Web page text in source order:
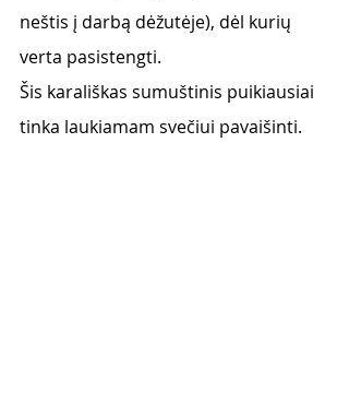
neštis į darbą dėžutėje), dėl kurių
verta pasistengti.
Šis karališkas sumuštinis puikiausiai
tinka laukiamam svečiui pavaišinti.